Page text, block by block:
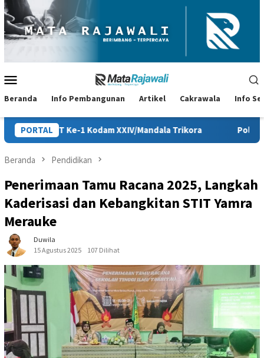
Loncat
ke
konten
Mobile
Beranda Info Pembangunan Artikel Cakrawala Info
PORTAL
XXIV/Mandala Trikora Polsek Jagebob Tangkap
Beranda Pendidikan
Penerimaan Tamu Racana 2025, Langkah
Kaderisasi dan Kebangkitan STIT Yamra
Merauke
Duwila
15 Agustus 2025
107 Dilihat